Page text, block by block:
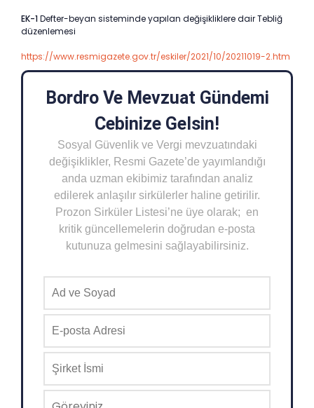
EK-1Defter-beyan sisteminde yapılan değişikliklere dair Tebliğ
düzenlemesi
https://www.resmigazete.gov.tr/eskiler/2021/10/20211019-2.htm
Bordro Ve Mevzuat Gündemi
Cebinize Gelsin!
Sosyal Güvenlik ve Vergi mevzuatındaki
değişiklikler, Resmi Gazete’de yayımlandığı
anda uzman ekibimiz tarafından analiz
edilerek anlaşılır sirkülerler haline getirilir.
Prozon Sirküler Listesi’ne üye olarak; en
kritik güncellemelerin doğrudan e-posta
kutunuza gelmesini sağlayabilirsiniz.